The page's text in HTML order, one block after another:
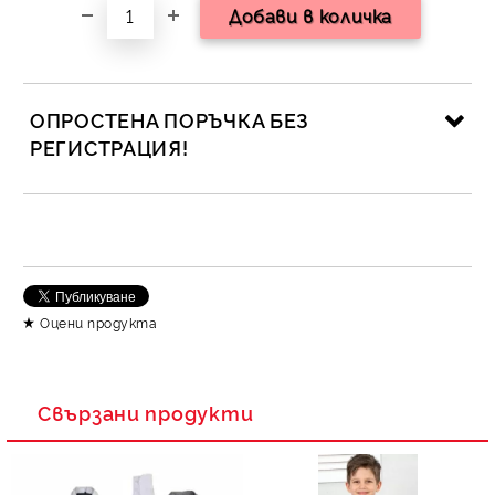
ОПРОСТЕНА ПОРЪЧКА БЕЗ
РЕГИСТРАЦИЯ!
Съгласен съм с
Оцени продукта
Свързани продукти